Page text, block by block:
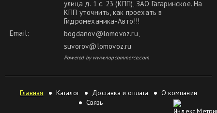
улица д. 1 с. 23 (КПП), ЗАО Гагаринское. На
КПП уточнить, как проехать в
Гидромеханика-Авто!!!
Email:
bogdanov@lomovoz.ru,
suvorov@lomovoz.ru
Powered by www.nopcommerce.com
Главная Каталог Доставка и оплата
О компании
Связь